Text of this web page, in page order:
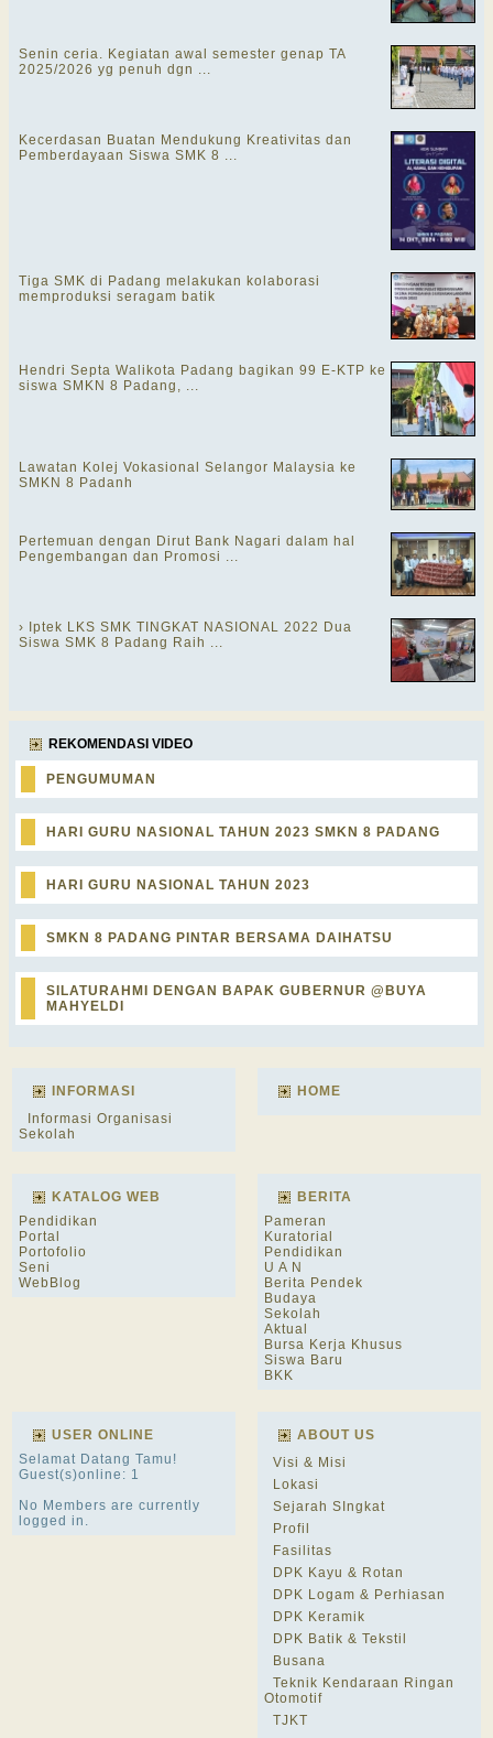
Senin ceria. Kegiatan awal semester genap TA
2025/2026 yg penuh dgn ...
Kecerdasan Buatan Mendukung Kreativitas dan
Pemberdayaan Siswa SMK 8 ...
Tiga SMK di Padang melakukan kolaborasi
memproduksi seragam batik
Hendri Septa Walikota Padang bagikan 99 E-KTP ke
siswa SMKN 8 Padang, ...
Lawatan Kolej Vokasional Selangor Malaysia ke
SMKN 8 Padanh
Pertemuan dengan Dirut Bank Nagari dalam hal
Pengembangan dan Promosi ...
› Iptek LKS SMK TINGKAT NASIONAL 2022 Dua
Siswa SMK 8 Padang Raih ...
REKOMENDASI VIDEO
PENGUMUMAN
HARI GURU NASIONAL TAHUN 2023 SMKN 8 PADANG
HARI GURU NASIONAL TAHUN 2023
SMKN 8 PADANG PINTAR BERSAMA DAIHATSU
SILATURAHMI DENGAN BAPAK GUBERNUR @BUYA
MAHYELDI
INFORMASI
Informasi Organisasi
Sekolah
HOME
KATALOG WEB
Pendidikan
Portal
Portofolio
Seni
WebBlog
BERITA
Pameran
Kuratorial
Pendidikan
U A N
Berita Pendek
Budaya
Sekolah
Aktual
Bursa Kerja Khusus
Siswa Baru
BKK
USER ONLINE
Selamat Datang Tamu!
Guest(s)online: 1
No Members are currently
logged in.
ABOUT US
Visi & Misi
Lokasi
Sejarah SIngkat
Profil
Fasilitas
DPK Kayu & Rotan
DPK Logam & Perhiasan
DPK Keramik
DPK Batik & Tekstil
Busana
Teknik Kendaraan Ringan
Otomotif
TJKT